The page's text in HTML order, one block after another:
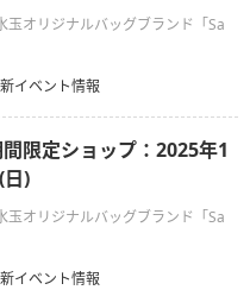
玉オリジナルバッグブランド「Sa
イベント情報
限定ショップ：2025年1
)
玉オリジナルバッグブランド「Sa
イベント情報